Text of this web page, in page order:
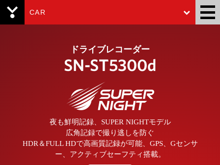
CAR
ドライブレコーダー
SN-ST5300d
夜も鮮明記録、SUPER NIGHTモデル
広角記録で撮り逃しを防ぐ
HDR＆FULL HDで高画質記録が可能、GPS、Gセンサ
ー、アクティブセーフティ搭載。